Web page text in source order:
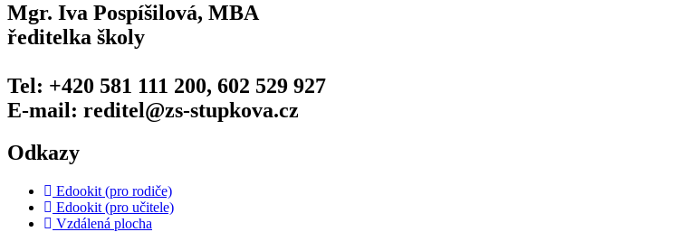
Mgr. Iva Pospíšilová, MBA
ředitelka školy
Tel: +420 581 111 200, 602 529 927
E-mail: reditel@zs-stupkova.cz
Odkazy
Edookit (pro rodiče)
Edookit (pro učitele)
Vzdálená plocha